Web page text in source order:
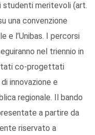
studenti meritevoli (art.
una convenzione
e l’Unibas. I percorsi
nel triennio in
co-progettati
innovazione e
regionale. Il bando
a partire da
riservato a